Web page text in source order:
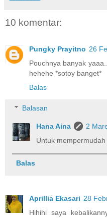
10 komentar:
Pungky Prayitno 26
Pouchnya banyak
hehehe *sotoy banget*
Balas
Balasan
Hana Aina
2
Untuk
Balas
Aprillia Ekasari 28
Hihihi saya